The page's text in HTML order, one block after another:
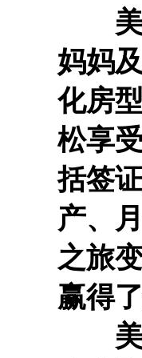
美福
妈妈
化房
松享
括签
产、
之旅
赢得
美福